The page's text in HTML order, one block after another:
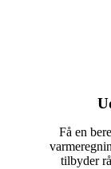
Få en
tilbyder